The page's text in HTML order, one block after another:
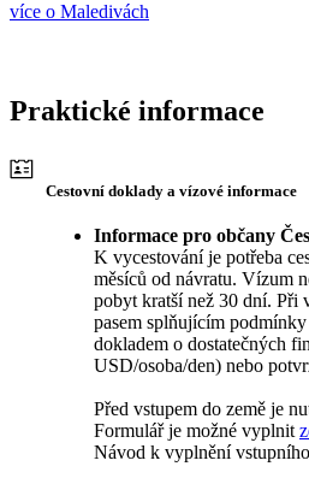
více o Maledivách
Praktické informace
Cestovní doklady a vízové informace
Informace pro občany
K vycestování je potřeba
měsíců od návratu. Vízum
pobyt kratší než 30 dní. Při
pasem splňujícím
dokladem o dostatečných
USD/osoba/den) nebo
Před vstupem do země je
Formulář je možné vyplnit
Návod k vyplnění